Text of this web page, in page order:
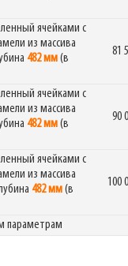
ячейками с
из массива
482 мм(в
81
ячейками с
из массива
482 мм(в
90
ячейками с
из массива
482 мм(в
100
параметрам